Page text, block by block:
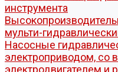
инструмента
мульти-
Насосные
электроприводом,
электродвигателем и